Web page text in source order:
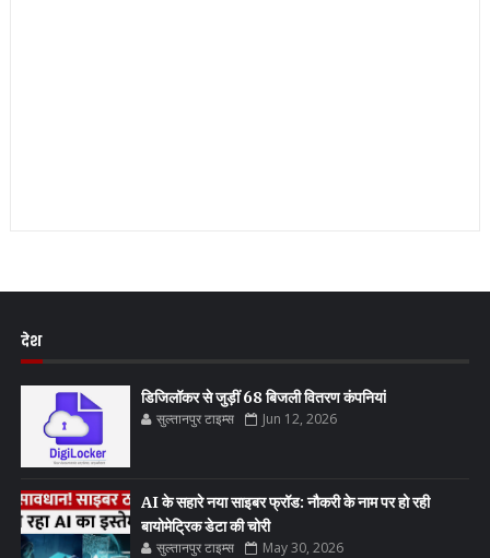
देश
डिजिलॉकर से जुड़ीं 68 बिजली वितरण कंपनियां
सुल्तानपुर टाइम्स Jun 12, 2026
AI के सहारे नया साइबर फ्रॉड: नौकरी के नाम पर हो रही
बायोमेट्रिक डेटा की चोरी
सुल्तानपुर टाइम्स May 30, 2026